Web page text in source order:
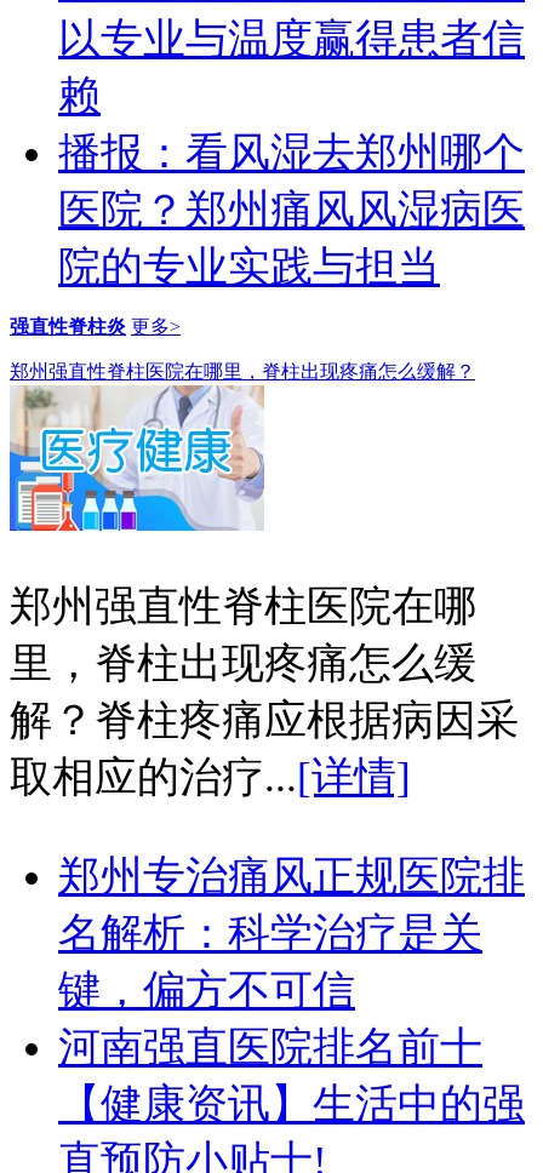
以专业与温度赢得患者信
赖
播报：看风湿去郑州哪个
医院？郑州痛风风湿病医
院的专业实践与担当
强直性脊柱炎 更多>
郑州强直性脊柱医院在哪里，脊柱出现疼痛怎么缓解？
郑州强直性脊柱医院在哪
里，脊柱出现疼痛怎么缓
解？脊柱疼痛应根据病因采
取相应的治疗...[详情]
郑州专治痛风正规医院排
名解析：科学治疗是关
键，偏方不可信
河南强直医院排名前十
【健康资讯】生活中的强
直预防小贴士!